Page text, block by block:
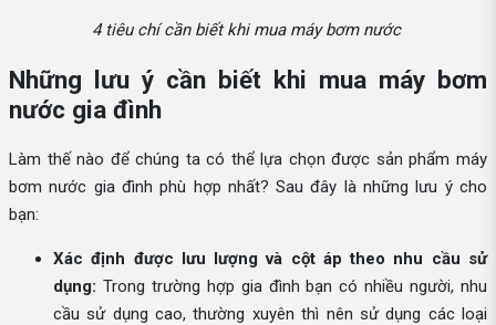
4 tiêu chí cần biết khi mua máy bơm nước
Những lưu ý cần biết khi mua máy bơm
nước gia đình
Làm thế nào để chúng ta có thể lựa chọn được sản phẩm máy
bơm nước gia đình phù hợp nhất? Sau đây là những lưu ý cho
bạn:
Xác định được lưu lượng và cột áp theo nhu cầu sử
dụng: Trong trường hợp gia đình bạn có nhiều người, nhu
cầu sử dụng cao, thường xuyên thì nên sử dụng các loại